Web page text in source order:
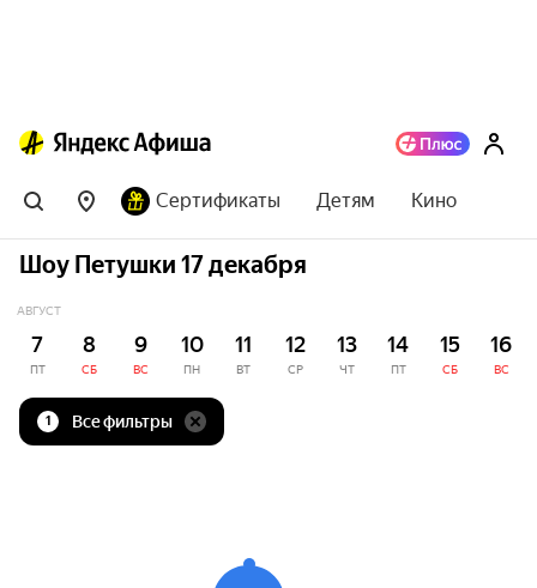
Сертификаты Детям Кино
Шоу Петушки 17 декабря
АВГУСТ
7
ПТ
8
СБ
9
ВС
10
ПН
11
ВТ
12
СР
13
ЧТ
14
ПТ
15
СБ
16
ВС
1 Все фильтры